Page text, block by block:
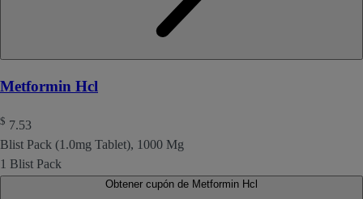
Metformin Hcl
$ 7.53
Blist Pack (1.0mg Tablet), 1000 Mg
1 Blist Pack